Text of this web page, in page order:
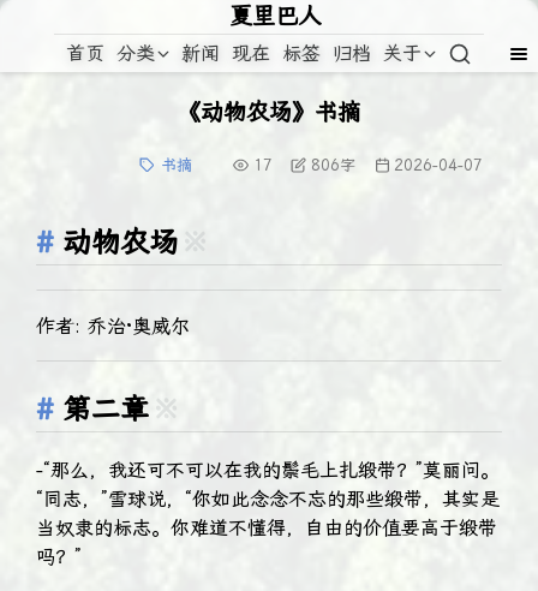
夏里巴人
首页 分类 新闻 现在 标签 归档 关于
《动物农场》书摘
书摘 17 806字 2026-04-07
动物农场 ※
作者: 乔治·奥威尔
第二章 ※
-“那么，我还可不可以在我的鬃毛上扎缎带？”莫丽问。
“同志，”雪球说，“你如此念念不忘的那些缎带，其实是
当奴隶的标志。你难道不懂得，自由的价值要高于缎带
吗？”